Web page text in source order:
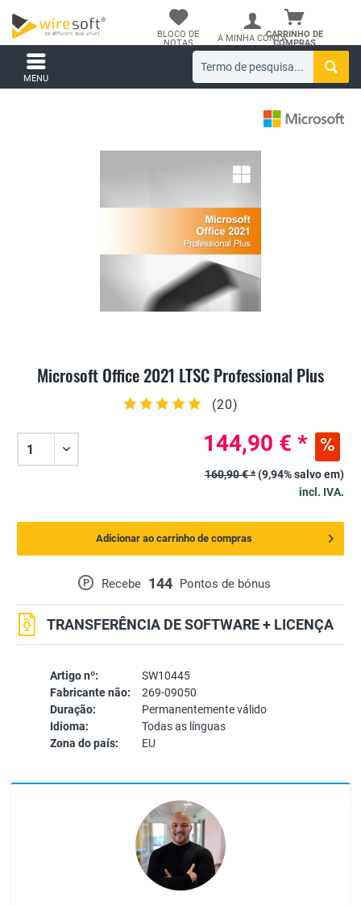
CARRINHO DE
COMPRAS
BLOCO DE
NOTAS
A MINHA CONTA
MENU
Microsoft Office 2021 LTSC Professional Plus
(20)
Artigo nº:
SW10445
Fabricante não:
269-09050
Duração:
Permanentemente válido
Idioma:
Todas as línguas
Zona do país:
EU
P Recebe 144 Pontos de bónus
TRANSFERÊNCIA DE SOFTWARE + LICENÇA
144,90 € *
160,90 € *(9,94% salvo em)
incl. IVA.
Adicionar ao carrinho de compras